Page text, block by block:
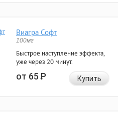
Виагра Софт
100мг
Быстрое наступление эффекта,
уже через 20 минут.
от 65Р Купить